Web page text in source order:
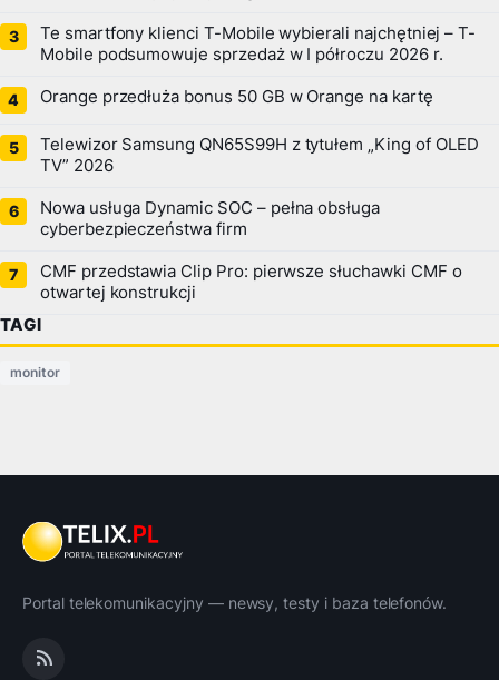
Te smartfony klienci T-Mobile wybierali najchętniej – T-
Mobile podsumowuje sprzedaż w I półroczu 2026 r.
Orange przedłuża bonus 50 GB w Orange na kartę
Telewizor Samsung QN65S99H z tytułem „King of OLED
TV” 2026
Nowa usługa Dynamic SOC – pełna obsługa
cyberbezpieczeństwa firm
CMF przedstawia Clip Pro: pierwsze słuchawki CMF o
otwartej konstrukcji
TAGI
monitor
Portal telekomunikacyjny — newsy, testy i baza telefonów.